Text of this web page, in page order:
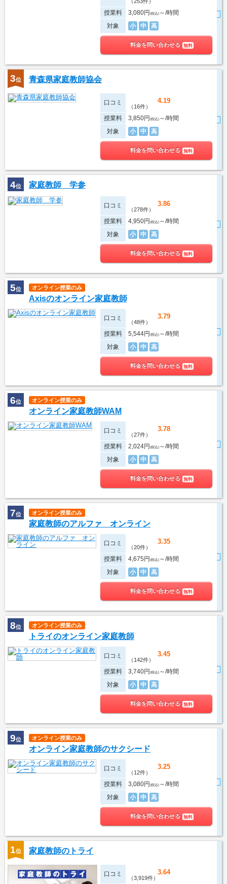
授業料 3,080円(税込) ～/時間
対象
小 中 高
料金を問い合わせる 無料
3位 青森県家庭教師協会
口コミ 4.19
（16件）
授業料 3,850円(税込) ～/時間
対象
小 中 高
料金を問い合わせる 無料
4位 家庭教師 学参
口コミ 3.86
（278件）
授業料 4,950円(税込) ～/時間
対象
小 中 高
料金を問い合わせる 無料
5位 オンライン授業のみ
Axisのオンライン家庭教師
口コミ 3.79
（48件）
授業料 5,544円(税込) ～/時間
対象
小 中 高
料金を問い合わせる 無料
6位 オンライン授業のみ
オンライン家庭教師WAM
口コミ 3.78
（27件）
授業料 2,024円(税込) ～/時間
対象
小 中 高
料金を問い合わせる 無料
7位 オンライン授業のみ
家庭教師のアルファ オンライン
口コミ 3.35
（20件）
授業料 4,675円(税込) ～/時間
対象
小 中 高
料金を問い合わせる 無料
8位 オンライン授業のみ
トライのオンライン家庭教師
口コミ 3.45
（142件）
授業料 3,740円(税込) ～/時間
対象
小 中 高
料金を問い合わせる 無料
9位 オンライン授業のみ
オンライン家庭教師のサクシード
口コミ 3.25
（12件）
授業料 3,080円(税込) ～/時間
対象
小 中 高
料金を問い合わせる 無料
1位 家庭教師のトライ
口コミ 3.64
（3,919件）